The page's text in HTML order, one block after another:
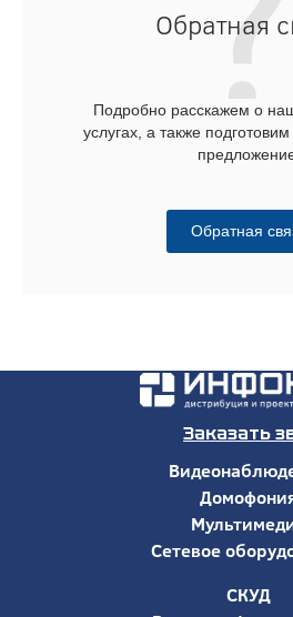
Обратная
Подробно расскажем о
услугах, а также
Обратная
Заказать
Сетевое
СКУД